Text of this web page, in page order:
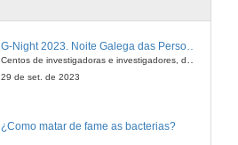
G-Night 2023. Noite Galega das Persoas Investigadoras. Conciencias creativas
29 de set. de 2023
¿Como matar de fame as bacterias?